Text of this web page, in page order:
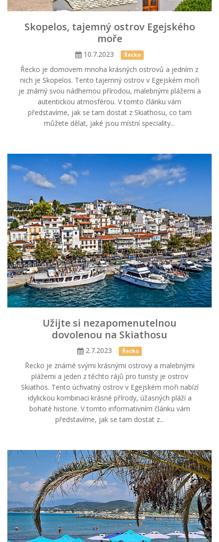
Skopelos, tajemný ostrov Egejského
moře
10.7.2023 Řecko
Řecko je domovem mnoha krásných ostrovů a jedním z
nich je Skopelos. Tento tajemný ostrov v Egejském moři
je známý svou nádhernou přírodou, malebnými plážemi a
autentickou atmosférou. V tomto článku vám
představíme, jak se tam dostat z Skiathosu, co tam
můžete dělat, jaké jsou místní speciality...
Užijte si nezapomenutelnou
dovolenou na Skiathosu
2.7.2023 Řecko
Řecko je známé svými krásnými ostrovy a malebnými
plážemi a jeden z těchto rájů pro turisty je ostrov
Skiathos. Tento úchvatný ostrov v Egejském moři nabízí
idylickou kombinaci krásné přírody, úžasných pláží a
bohaté historie. V tomto informativním článku vám
představíme, jak se tam dostat z...